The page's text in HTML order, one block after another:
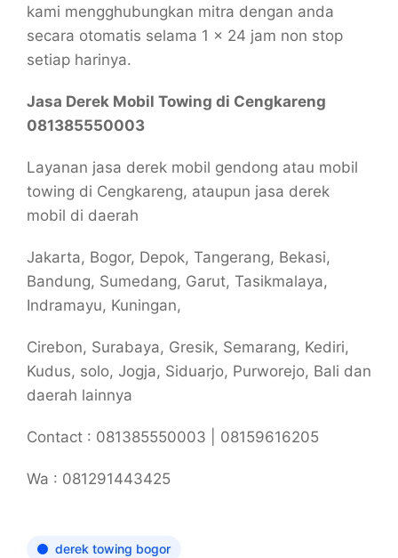
kami mengghubungkan mitra dengan anda
secara otomatis selama 1 x 24 jam non stop
setiap harinya.
Jasa Derek Mobil Towing di Cengkareng
081385550003
Layanan jasa derek mobil gendong atau mobil
towing di Cengkareng, ataupun jasa derek
mobil di daerah
Jakarta, Bogor, Depok, Tangerang, Bekasi,
Bandung, Sumedang, Garut, Tasikmalaya,
Indramayu, Kuningan,
Cirebon, Surabaya, Gresik, Semarang, Kediri,
Kudus, solo, Jogja, Siduarjo, Purworejo, Bali dan
daerah lainnya
Contact : 081385550003 | 08159616205
Wa : 081291443425
derek towing bogor